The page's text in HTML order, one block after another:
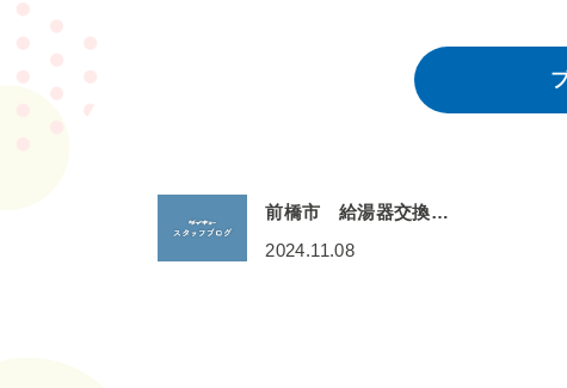
前橋市 給湯器交換…
2024.11.08